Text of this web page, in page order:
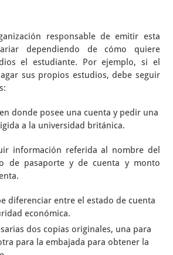
responsable de emitir esta
dependiendo de cómo quiere
el estudiante. Por ejemplo, si el
sus propios estudios, debe seguir
donde posee una cuenta y pedir una
a la universidad británica.
información referida al nombre del
de pasaporte y de cuenta y monto
diferenciar entre el estado de cuenta
económica.
dos copias originales, una para
para la embajada para obtener la